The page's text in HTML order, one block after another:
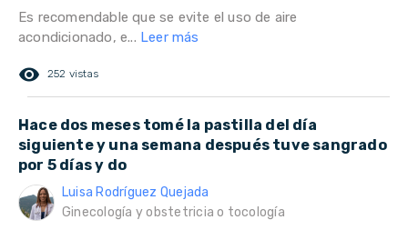
Es recomendable que se evite el uso de aire
acondicionado, e... Leer más
remove_red_eye 252 vistas
Hace dos meses tomé la pastilla del día
siguiente y una semana después tuve sangrado
por 5 días y do
Luisa Rodríguez Quejada
Ginecología y obstetricia o tocología